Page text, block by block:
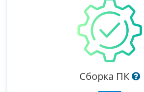
Сборка ПК